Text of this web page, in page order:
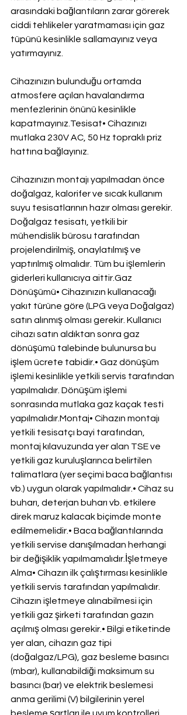
arasındaki bağlantıların zarar görerek
ciddi tehlikeler yaratmaması için gaz
tüpünü kesinlikle sallamayınız veya
yatırmayınız.
Cihazınızın bulunduğu ortamda
atmosfere açılan havalandırma
menfezlerinin önünü kesinlikle
kapatmayınız.Tesisat• Cihazınızı
mutlaka 230V AC, 50 Hz topraklı priz
hattına bağlayınız.
Cihazınızın montajı yapılmadan önce
doğalgaz, kalorifer ve sıcak kullanım
suyu tesisatlarının hazır olması gerekir.
Doğalgaz tesisatı, yetkili bir
mühendislik bürosu tarafından
projelendirilmiş, onaylatılmış ve
yaptırılmış olmalıdır. Tüm bu işlemlerin
giderleri kullanıcıya aittir.Gaz
Dönüşümü• Cihazınızın kullanacağı
yakıt türüne göre (LPG veya Doğalgaz)
satın alınmış olması gerekir. Kullanıcı
cihazı satın aldıktan sonra gaz
dönüşümü talebinde bulunursa bu
işlem ücrete tabidir.• Gaz dönüşüm
işlemi kesinlikle yetkili servis tarafından
yapılmalıdır. Dönüşüm işlemi
sonrasında mutlaka gaz kaçak testi
yapılmalıdır.Montaj• Cihazın montajı
yetkili tesisatçı bayi tarafından,
montaj kılavuzunda yer alan TSE ve
yetkili gaz kuruluşlarınca belirtilen
talimatlara (yer seçimi baca bağlantısı
vb.) uygun olarak yapılmalıdır.• Cihaz su
buharı, deterjan buharı vb. etkilere
direk maruz kalacak biçimde monte
edilmemelidir.• Baca bağlantılarında
yetkili servise danışılmadan herhangi
bir değişiklik yapılmamalıdır.İşletmeye
Alma• Cihazın ilk çalıştırması kesinlikle
yetkili servis tarafından yapılmalıdır.
Cihazın işletmeye alınabilmesi için
yetkili gaz şirketi tarafından gazın
açılmış olması gerekir.• Bilgi etiketinde
yer alan, cihazın gaz tipi
(doğalgaz/LPG), gaz besleme basıncı
(mbar), kullanabildiği maksimum su
basıncı (bar) ve elektrik beslemesi
anma gerilimi (V) bilgilerinin yerel